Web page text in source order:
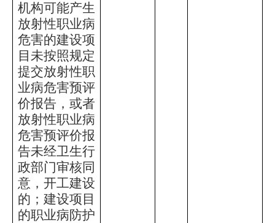
机构可能产生
放射性职业病
危害的建设项
目未按照规定
提交放射性职
业病危害预评
价报告，或者
放射性职业病
危害预评价报
告未经卫生行
政部门审核同
意，开工建设
的；建设项目
的职业病防护